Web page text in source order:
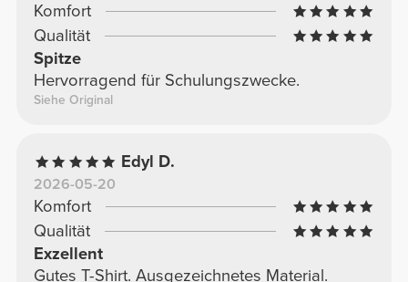
Komfort
Qualität
Spitze
Hervorragend für Schulungszwecke.
Siehe Original
Edyl D.
2026-05-20
Komfort
Qualität
Exzellent
Gutes T-Shirt. Ausgezeichnetes Material.